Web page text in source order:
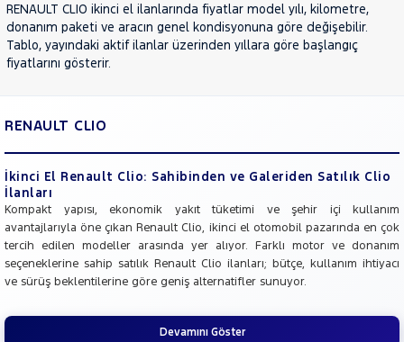
RENAULT CLIO ikinci el ilanlarında fiyatlar model yılı, kilometre,
donanım paketi ve aracın genel kondisyonuna göre değişebilir.
Tablo, yayındaki aktif ilanlar üzerinden yıllara göre başlangıç
fiyatlarını gösterir.
RENAULT CLIO
İkinci El Renault Clio: Sahibinden ve Galeriden Satılık Clio
İlanları
Kompakt yapısı, ekonomik yakıt tüketimi ve şehir içi kullanım
avantajlarıyla öne çıkan Renault Clio, ikinci el otomobil pazarında en çok
tercih edilen modeller arasında yer alıyor. Farklı motor ve donanım
seçeneklerine sahip satılık Renault Clio ilanları; bütçe, kullanım ihtiyacı
ve sürüş beklentilerine göre geniş alternatifler sunuyor.
Devamını Göster